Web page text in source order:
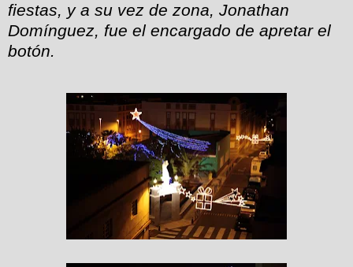
fiestas, y a su vez de zona, Jonathan
Domínguez, fue el encargado de apretar el
botón.